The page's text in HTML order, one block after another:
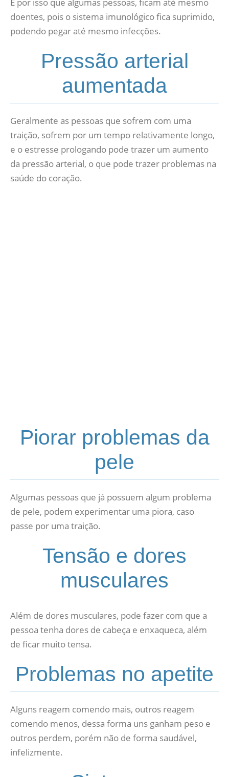
doentes, pois o sistema imunológico fica suprimido,
podendo pegar até mesmo infecções.
Pressão arterial
aumentada
Geralmente as pessoas que sofrem com uma
traição, sofrem por um tempo relativamente longo,
e o estresse prologando pode trazer um aumento
da pressão arterial, o que pode trazer problemas na
saúde do coração.
Piorar problemas da
pele
Algumas pessoas que já possuem algum problema
de pele, podem experimentar uma piora, caso
passe por uma traição.
Tensão e dores
musculares
Além de dores musculares, pode fazer com que a
pessoa tenha dores de cabeça e enxaqueca, além
de ficar muito tensa.
Problemas no apetite
Alguns reagem comendo mais, outros reagem
comendo menos, dessa forma uns ganham peso e
outros perdem, porém não de forma saudável,
infelizmente.